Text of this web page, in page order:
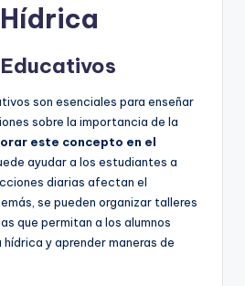
son esenciales para enseñar
sobre la importancia de la
este concepto en el
ayudar a los estudiantes a
diarias afectan el
se pueden organizar talleres
que permitan a los alumnos
hídrica y aprender maneras de